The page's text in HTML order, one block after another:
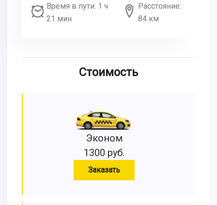
Время в пути: 1 ч
21 мин
Расстояние:
84 км
Стоимость
Эконом
1300 руб.
Заказать